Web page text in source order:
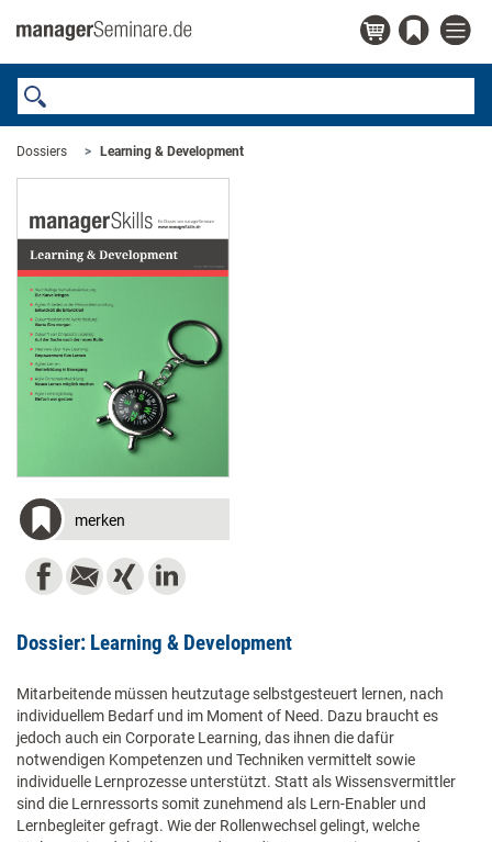
Dossiers Learning & Development
merken
Dossier: Learning & Development
Mitarbeitende müssen heutzutage selbstgesteuert lernen, nach
individuellem Bedarf und im Moment of Need. Dazu braucht es
jedoch auch ein Corporate Learning, das ihnen die dafür
notwendigen Kompetenzen und Techniken vermittelt sowie
individuelle Lernprozesse unterstützt. Statt als Wissensvermittler
sind die Lernressorts somit zunehmend als Lern-Enabler und
Lernbegleiter gefragt. Wie der Rollenwechsel gelingt, welche